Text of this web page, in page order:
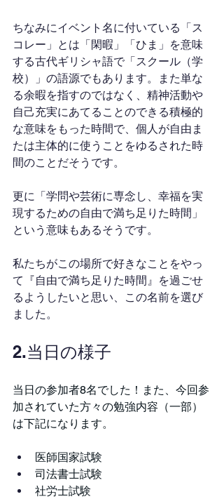
ちなみにイベント名に付いている「ス
コレー」とは「閑暇」「ひま」を意味
する古代ギリシャ語で「スクール（学
校）」の語源でもあります。また単な
る余暇を指すのではなく、精神活動や
自己充実にあてることのできる積極的
な意味をもった時間で、個人が自由ま
たは主体的に使うことをゆるされた時
間のことだそうです。
更に「学問や芸術に専念し、幸福を実
現するための自由で満ち足りた時間」
という意味もあるそうです。
私たちがこの場所で好きなことをやっ
て『自由で満ち足りた時間』を過ごせ
るようしたいと思い、この名前を選び
ました。
2.当日の様子
当日の参加者8名でした！また、今回参
加されていた方々の勉強内容（一部）
は下記になります。
医師国家試験
司法書士試験
社労士試験